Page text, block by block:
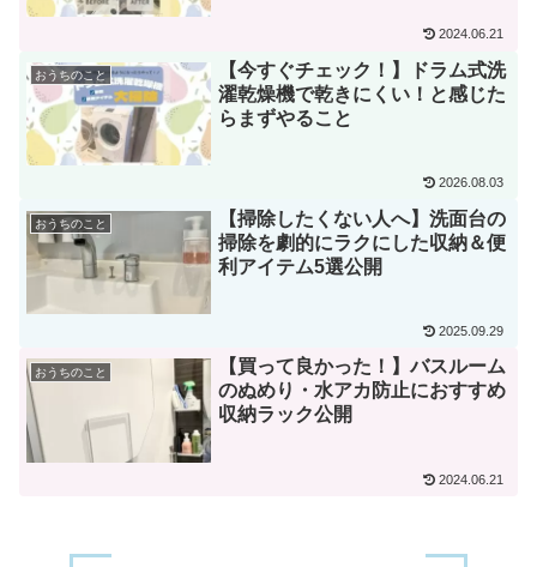
2024.06.21
おうちのこと
【今すぐチェック！】ドラム式洗
濯乾燥機で乾きにくい！と感じた
らまずやること
2026.08.03
おうちのこと
【掃除したくない人へ】洗面台の
掃除を劇的にラクにした収納＆便
利アイテム5選公開
2025.09.29
おうちのこと
【買って良かった！】バスルーム
のぬめり・水アカ防止におすすめ
収納ラック公開
2024.06.21